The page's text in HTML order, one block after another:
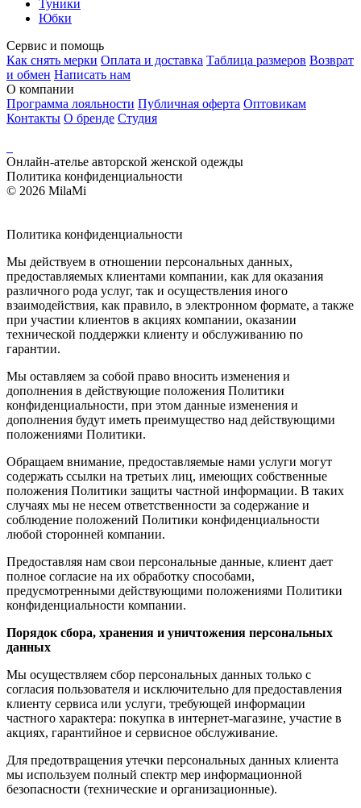
Туники
Юбки
Сервис и помощь
Как снять мерки Оплата и доставка Таблица размеров Возврат
и обмен Написать нам
О компании
Программа лояльности Публичная оферта Оптовикам
Контакты О бренде Студия
Онлайн-ателье авторской женской одежды
Политика конфиденциальности
© 2026 MilaMi
Политика конфиденциальности
Мы действуем в отношении персональных данных,
предоставляемых клиентами компании, как для оказания
различного рода услуг, так и осуществления иного
взаимодействия, как правило, в электронном формате, а также
при участии клиентов в акциях компании, оказании
технической поддержки клиенту и обслуживанию по
гарантии.
Мы оставляем за собой право вносить изменения и
дополнения в действующие положения Политики
конфиденциальности, при этом данные изменения и
дополнения будут иметь преимущество над действующими
положениями Политики.
Обращаем внимание, предоставляемые нами услуги могут
содержать ссылки на третьих лиц, имеющих собственные
положения Политики защиты частной информации. В таких
случаях мы не несем ответственности за содержание и
соблюдение положений Политики конфиденциальности
любой сторонней компании.
Предоставляя нам свои персональные данные, клиент дает
полное согласие на их обработку способами,
предусмотренными действующими положениями Политики
конфиденциальности компании.
Порядок сбора, хранения и уничтожения персональных
данных
Мы осуществляем сбор персональных данных только с
согласия пользователя и исключительно для предоставления
клиенту сервиса или услуги, требующей информации
частного характера: покупка в интернет-магазине, участие в
акциях, гарантийное и сервисное обслуживание.
Для предотвращения утечки персональных данных клиента
мы используем полный спектр мер информационной
безопасности (технические и организационные).